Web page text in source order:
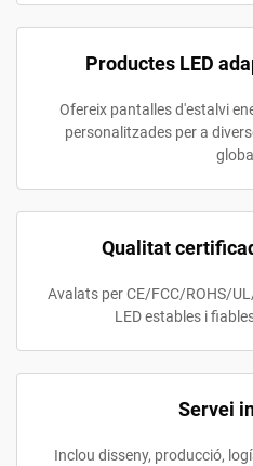
Productes LED
Ofereix pantalles d'estalvi
personalitzades per a
Qualitat
Avalats per CE/FCC/ROHS/
LED estables i
Servei
Inclou disseny, producció,